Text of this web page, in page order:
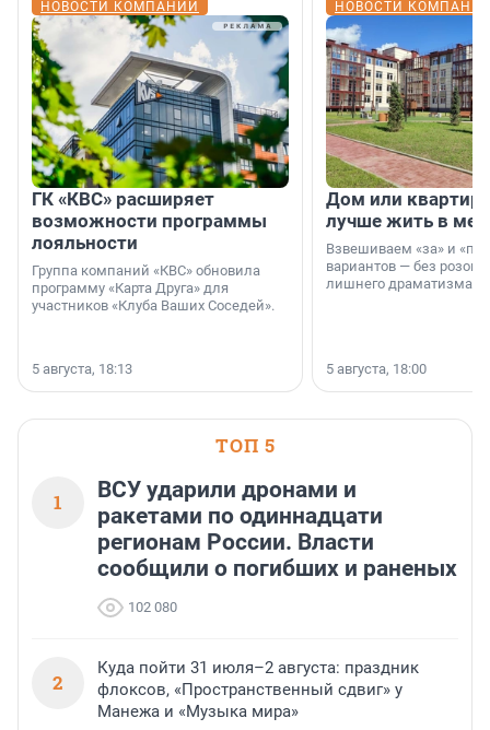
НОВОСТИ КОМПАНИЙ
ГК «КВС» расширяет
возможности программы
лояльности
Группа компаний «КВС» обновила
программу «Карта Друга» для
участников «Клуба Ваших Соседей».
5 августа, 18:13
НОВОСТИ
Дом или
лучше жить в
Взвешиваем «за» и
вариантов — без
лишнего драматизма.
5 августа, 18:00
ТОП 5
1
ВСУ ударили дронами и
ракетами по одиннадцати
регионам России. Власти
сообщили о погибших и раненых
102 080
2
Куда пойти 31 июля–2 августа: праздник
флоксов, «Пространственный сдвиг» у
Манежа и «Музыка мира»